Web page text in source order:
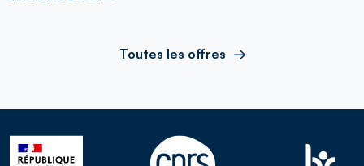
Toutes les offres